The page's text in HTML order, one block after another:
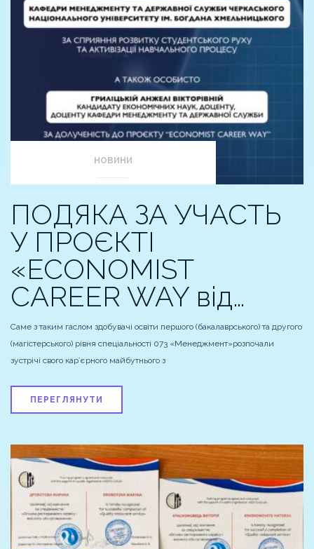
НОВИНИ
ПОДЯКА ЗА УЧАСТЬ
У ПРОЄКТІ
«ECONOMIST
CAREER WAY від…
Саме з таким гаслом здобувачі освіти першого (бакалаврського) та другого
(магістерського) рівня спеціальності 073 «Менеджмент»розпочали
зустрічі свого карʼєрного майбутнього з
ПЕРЕГЛЯНУТИ